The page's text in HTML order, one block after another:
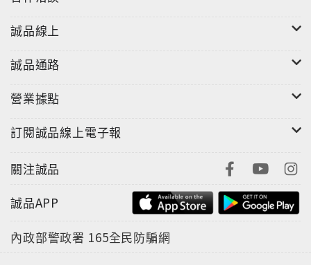
誠品線上
誠品通路
營業據點
訂閱誠品線上電子報
關注誠品
誠品APP
內政部警政署 165全民防騙網